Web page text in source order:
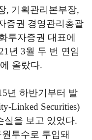
, 기획관리본부장,
증권 경영관리총괄
투자증권 대표에
년 3월 두 번 연임
올랐다.
년 하반기부터 발
Linked Securities)
실을 보고 있었다.
투수로 투입돼